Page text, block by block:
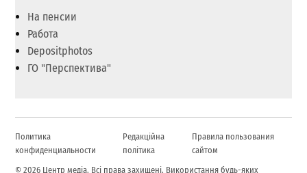
На пенсии
Работа
Depositphotos
ГО "Перспектива"
Политика
конфиденциальности
Редакційна
політика
Правила пользования
сайтом
© 2026 Центр медіа. Всі права захищені. Використання будь-яких